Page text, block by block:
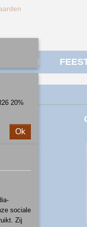
20%
Ok
sociale
Zij